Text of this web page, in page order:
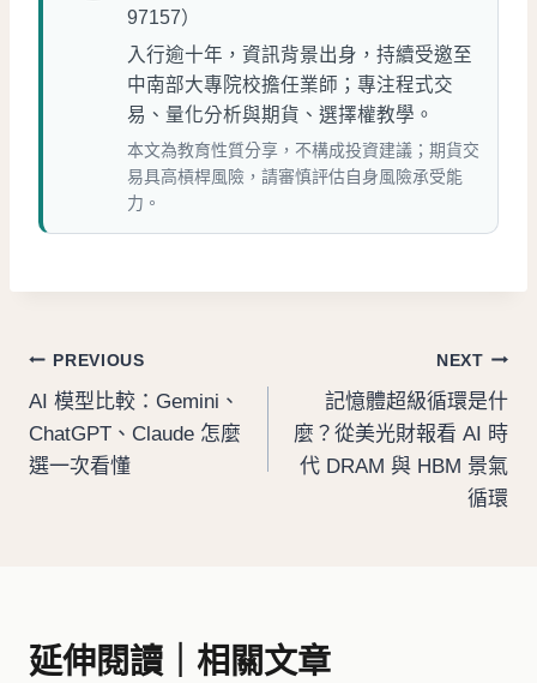
97157）
入行逾十年，資訊背景出身，持續受邀至
中南部大專院校擔任業師；專注程式交
易、量化分析與期貨、選擇權教學。
本文為教育性質分享，不構成投資建議；期貨交
易具高槓桿風險，請審慎評估自身風險承受能
力。
文
章
導
PREVIOUS
AI 模型比較：Gemini、
ChatGPT、Claude 怎麼
選一次看懂
NEXT
記憶體超級循環是什
麼？從美光財報看 AI 時
代 DRAM 與 HBM 景氣
循環
延伸閱讀｜相關文章